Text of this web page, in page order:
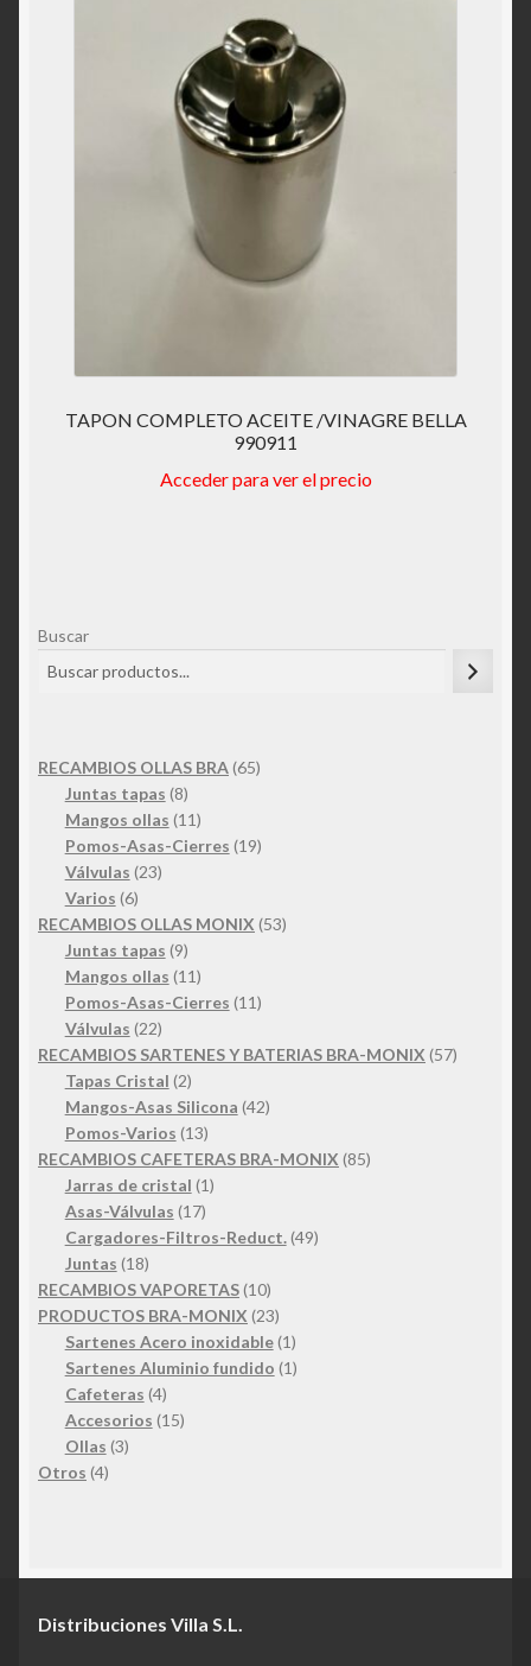
TAPON COMPLETO ACEITE /VINAGRE BELLA
990911
Acceder para ver el precio
Buscar
RECAMBIOS OLLAS BRA 6565
Juntas tapas 88
productos
Mangos ollas 1111
productos
Pomos-Asas-Cierres 1919
Válvulas 2323
Varios 66
productos
RECAMBIOS OLLAS MONIX 5353
Juntas tapas 99
productos
Mangos ollas 1111
productos
Pomos-Asas-Cierres 1111
Válvulas 2222
productos
RECAMBIOS SARTENES Y BATERIAS BRA-MONIX 5757
Tapas Cristal 22
productos
Mangos-Asas Silicona 4242
Pomos-Varios 1313
productos
RECAMBIOS CAFETERAS BRA-MONIX 8585
Jarras de cristal 11
Asas-Válvulas 1717
productos
Cargadores-Filtros-Reduct. 4949
Juntas 1818
productos
RECAMBIOS VAPORETAS 1010
productos
PRODUCTOS BRA-MONIX 2323
productos
Sartenes Acero inoxidable 11
producto
Sartenes Aluminio fundido 11
Cafeteras 44
productos
Accesorios 1515
Ollas 33
Otros 44
Distribuciones Villa S.L.